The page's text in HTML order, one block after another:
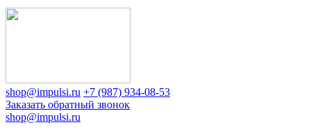
shop@impulsi.ru +7 (987) 934-08-53
Заказать обратный звонок
shop@impulsi.ru